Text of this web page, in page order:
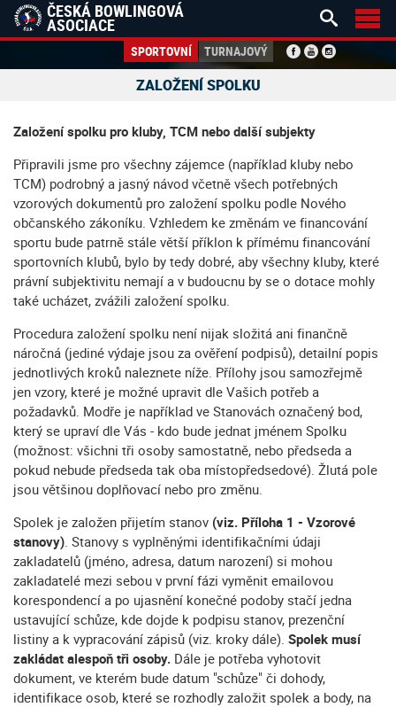
ČESKÁ BOWLINGOVÁ
ASOCIACE
SPORTOVNÍ TURNAJOVÝ
 
ZALOŽENÍ SPOLKU
Založení spolku pro kluby, TCM nebo další subjekty
Připravili jsme pro všechny zájemce (například kluby nebo
TCM) podrobný a jasný návod včetně všech potřebných
vzorových dokumentů pro založení spolku podle Nového
občanského zákoníku. Vzhledem ke změnám ve financování
sportu bude patrně stále větší příklon k přímému financování
sportovních klubů, bylo by tedy dobré, aby všechny kluby, které
právní subjektivitu nemají a v budoucnu by se o dotace mohly
také ucházet, zvážili založení spolku.
Procedura založení spolku není nijak složitá ani finančně
náročná (jediné výdaje jsou za ověření podpisů), detailní popis
jednotlivých kroků naleznete níže. Přílohy jsou samozřejmě
jen vzory, které je možné upravit dle Vašich potřeb a
požadavků. Modře je například ve Stanovách označený bod,
který se upraví dle Vás - kdo bude jednat jménem Spolku
(možnost: všichni tři osoby samostatně, nebo předseda a
pokud nebude předseda tak oba místopředsedové). Žlutá pole
jsou většinou doplňovací nebo pro změnu.
Spolek je založen přijetím stanov (viz. Příloha 1 - Vzorové
stanovy). Stanovy s vyplněnými identifikačními údaji
zakladatelů (jméno, adresa, datum narození) si mohou
zakladatelé mezi sebou v první fázi vyměnit emailovou
korespondencí a po ujasnění konečné podoby stačí jedna
ustavující schůze, kde dojde k podpisu stanov, prezenční
listiny a k vypracování zápisů (viz. kroky dále). Spolek musí
zakládat alespoň tři osoby. Dále je potřeba vyhotovit
dokument, ve kterém bude datum "schůze" či dohody,
identifikace osob, které se rozhodly založit spolek a body, na